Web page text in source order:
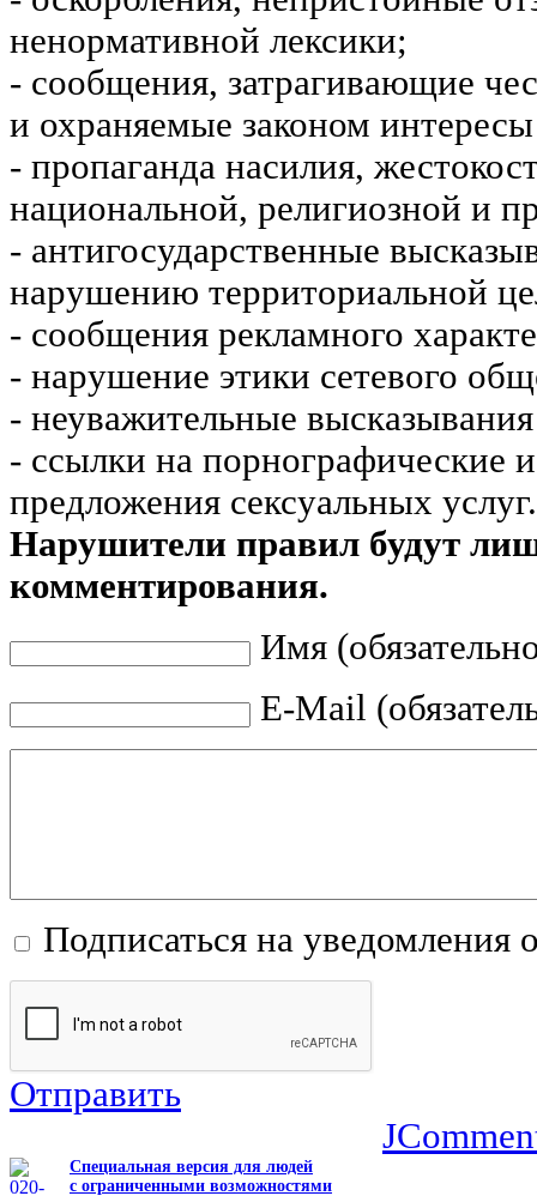
ненормативной лексики;
- сообщения, затрагивающие
и охраняемые законом
- пропаганда насилия,
национальной, религиозной и
- антигосударственные
нарушению территориальной
- сообщения рекламного
- нарушение этики сетевого
- неуважительные
- ссылки на порнографические
предложения сексуальных услуг.
Нарушители правил будут
комментирования.
Имя
E-Mail
Подписаться на уведомления
Отправить
Специальная версия для людей
с ограниченными возможностями